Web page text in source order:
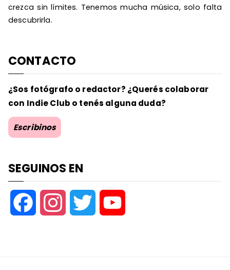
crezca sin límites. Tenemos mucha música, solo falta
descubrirla.
CONTACTO
¿Sos fotógrafo o redactor? ¿Querés colaborar
con Indie Club o tenés alguna duda?
Escribinos
SEGUINOS EN